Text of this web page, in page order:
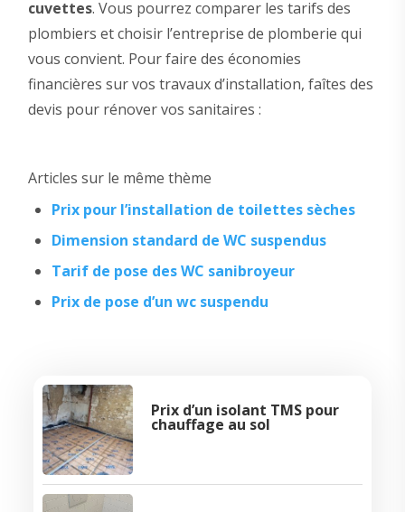
cuvettes. Vous pourrez comparer les tarifs des
plombiers et choisir l’entreprise de plomberie qui
vous convient. Pour faire des économies
financières sur vos travaux d’installation, faîtes des
devis pour rénover vos sanitaires :
Articles sur le même thème
Prix pour l’installation de toilettes sèches
Dimension standard de WC suspendus
Tarif de pose des WC sanibroyeur
Prix de pose d’un wc suspendu
Prix d’un isolant TMS pour
chauffage au sol